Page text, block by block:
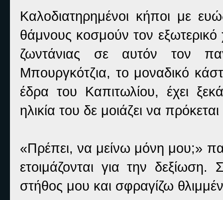
Καλοδιατηρημένοι κήποι με
θάμνους κοσμούν τον
ζωντάνιας σε αυτόν τον
Μπουργκότζια, το μοναδικό
έδρα του Καπιτωλίου, έχει
ηλικία του δε μοιάζει να
«Πρέπει, να μείνω μόνη μου;»
ετοιμάζονται για την
στήθος μου και σφραγίζω